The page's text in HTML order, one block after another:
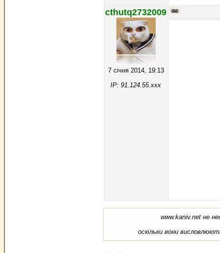
cthutq2732009
7 січня 2014, 19:13
IP: 91.124.55.xxx
www.kaniv.net не
оскільки вони